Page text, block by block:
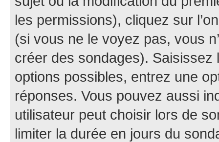
les permissions), cliquez sur
(si vous ne le voyez pas, vous
créer des sondages).
options possibles, entrez une
réponses. Vous pouvez aussi
utilisateur peut choisir lors de
limiter la durée en jours du